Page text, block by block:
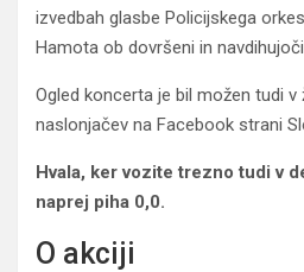
izvedbah glasbe Policijskega
Hamota ob dovršeni in
Ogled koncerta je bil možen tudi v
naslonjačev na Facebook strani
Hvala, ker vozite trezno tudi v
naprej piha 0,0.
O akciji